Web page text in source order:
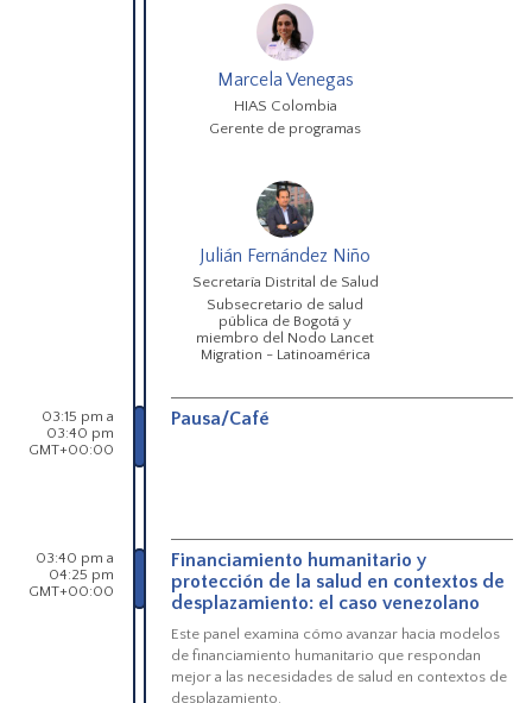
Marcela Venegas
HIAS Colombia
Gerente de programas
Julián Fernández Niño
Secretaría Distrital de Salud
Subsecretario de salud
pública de Bogotá y
miembro del Nodo Lancet
Migration - Latinoamérica
03:15 pm a
03:40 pm
GMT+00:00
Pausa/Café
03:40 pm a
04:25 pm
GMT+00:00
Financiamiento humanitario y
protección de la salud en contextos de
desplazamiento: el caso venezolano
Este panel examina cómo avanzar hacia modelos
de financiamiento humanitario que respondan
mejor a las necesidades de salud en contextos de
desplazamiento.